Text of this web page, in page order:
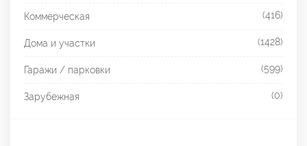
Коммерческая (416)
Дома и участки (1428)
Гаражи / парковки (599)
Зарубежная (0)